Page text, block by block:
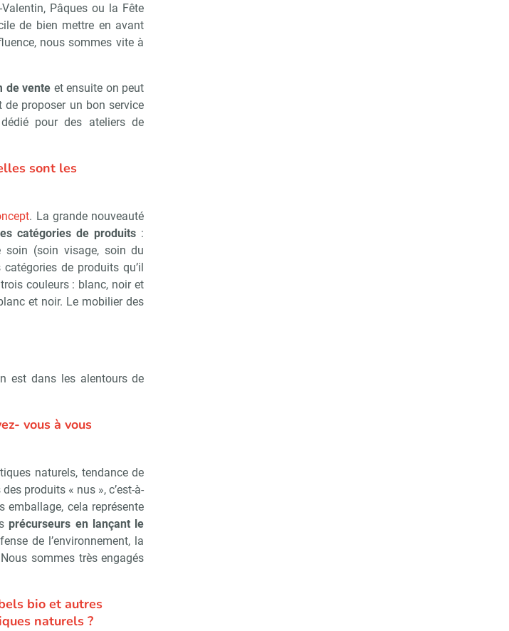
Pâques ou la Fête
de bien mettre en avant
nous sommes vite à
de vente et ensuite on peut
de proposer un bon service
pour des ateliers de
sont les
. La grande nouveauté
catégories de produits :
soin (soin visage, soin du
de produits qu’il
couleurs : blanc, noir et
et noir. Le mobilier des
est dans les alentours de
vous à vous
naturels, tendance de
produits « nus », c’est-à-
emballage, cela représente
précurseurs en lançant le
de l’environnement, la
sommes très engagés
bio et autres
naturels ?
Abonnez-vous à notre newsletter